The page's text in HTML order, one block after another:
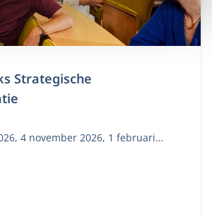
Strategische
4 november 2026, 1 februari